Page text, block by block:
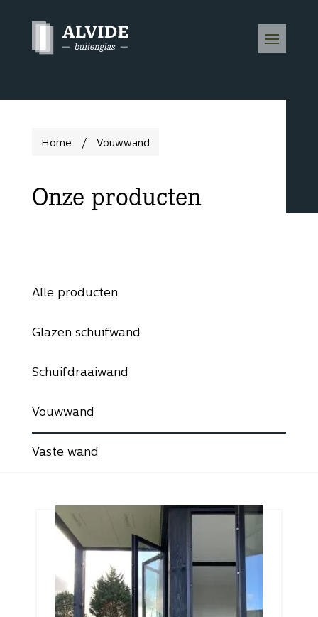
Home / Vouwwand
Onze producten
Alle producten
Glazen schuifwand
Schuifdraaiwand
Vouwwand
Vaste wand